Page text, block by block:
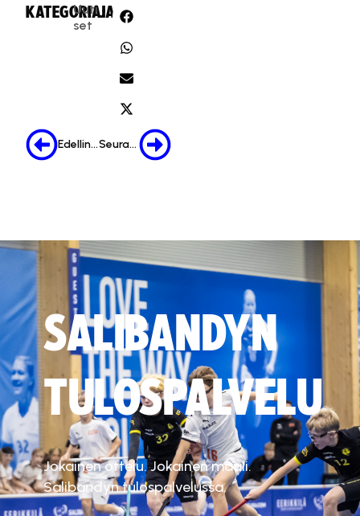
KATEGORIA:
Uuti
set
JAA:
Edellinen Seuraava
SALIBANDYN
TULOSPALVELU
Jokainen ottelu. Jokainen maali.
Salibandyn tulospalvelussa.